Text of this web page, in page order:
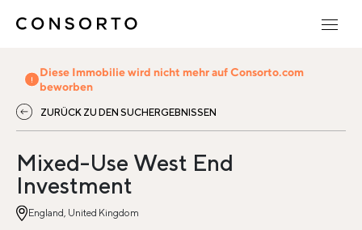
Diese Immobilie wird nicht mehr auf Consorto.com
beworben
ZURÜCK ZU DEN SUCHERGEBNISSEN
Mixed-Use West End
Investment
England, United Kingdom